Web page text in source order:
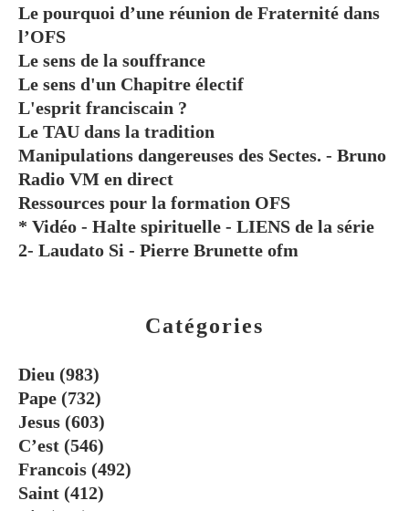
Catégories
Dieu (983)
Pape (732)
Jesus (603)
C’est (546)
Francois (492)
Saint (412)
Le pourquoi d’une réunion de Fraternité dans
l’OFS
Le sens de la souffrance
Le sens d'un Chapitre électif
L'esprit franciscain ?
Le TAU dans la tradition
Manipulations dangereuses des Sectes. - Bruno
Radio VM en direct
Ressources pour la formation OFS
* Vidéo - Halte spirituelle - LIENS de la série
2- Laudato Si - Pierre Brunette ofm